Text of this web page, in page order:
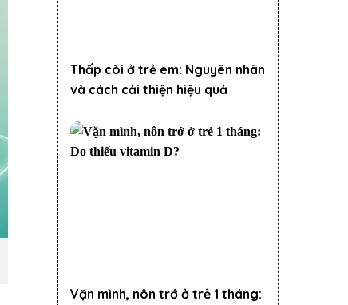
Thấp còi ở trẻ em: Nguyên nhân
và cách cải thiện hiệu quả
Vặn mình, nôn trớ ở trẻ 1 tháng: